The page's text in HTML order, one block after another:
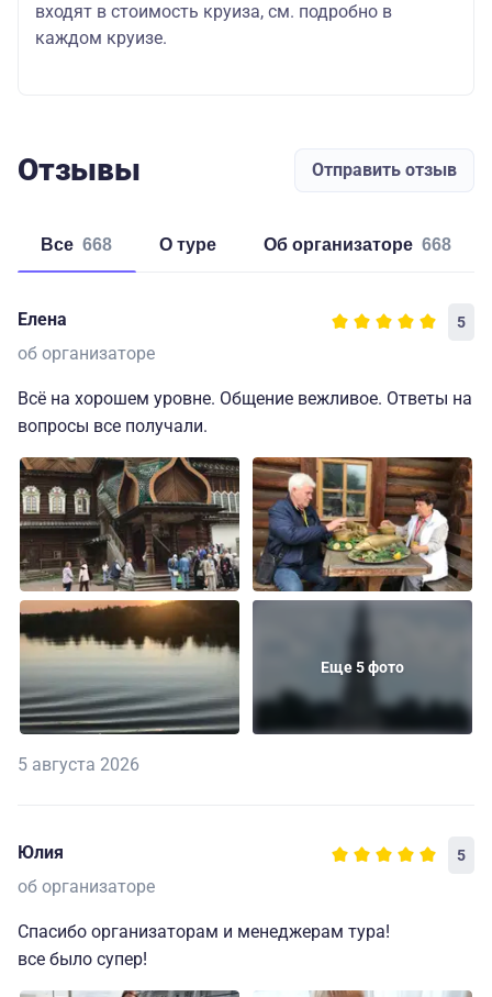
входят в стоимость круиза, см. подробно в
каждом круизе.
Отзывы Отправить отзыв
Все 668 о туре об организаторе 668
Елена 5
об организаторе
Всё на хорошем уровне. Общение вежливое. Ответы на
вопросы все получали.
Еще 5 фото
5 августа 2026
Юлия 5
об организаторе
Спасибо организаторам и менеджерам тура!
все было супер!